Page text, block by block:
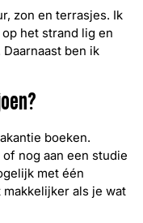
zon en terrasjes. Ik
het strand lig en
ben ik
boeken.
nog aan een studie
met één
als je wat